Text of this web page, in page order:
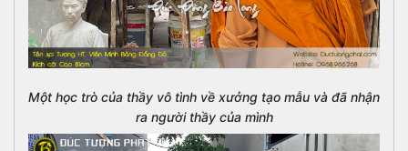
Một học trò của thầy vô tình về xưởng tạo mẫu và đã nhận
ra người thầy của mình